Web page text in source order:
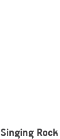
Singing